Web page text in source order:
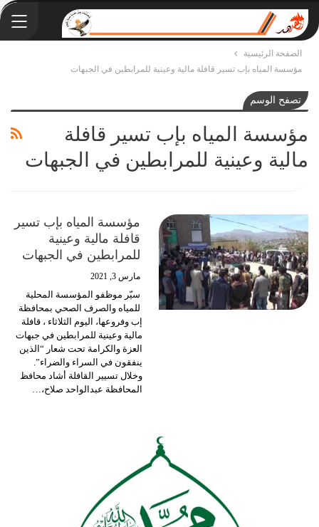
الصفحة الرئيسية
مؤسسة المياه بإب تسير قافلة مالية وعينية للمرابطين في الجبهات
تصفح الوسم
مؤسسة المياه بإب تسير قافلة
مالية وعينية للمرابطين في الجبهات
مؤسسة المياه بإب تسير
قافلة مالية وعينية
للمرابطين في الجبهات
مارس 3, 2021
سيّر موظفو المؤسسة المحلية
للمياه والصرف الصحي بمحافظة
إب وفروعها، اليوم الثلاثاء ، قافلة
مالية وعينية للمرابطين في جبهات
العزة والكرامة تحت شعار “الذين
ينفقون في السراء والضراء”.
وخلال تسيير القافلة أشاد محافظ
المحافظة عبدالواحد صلاح،…